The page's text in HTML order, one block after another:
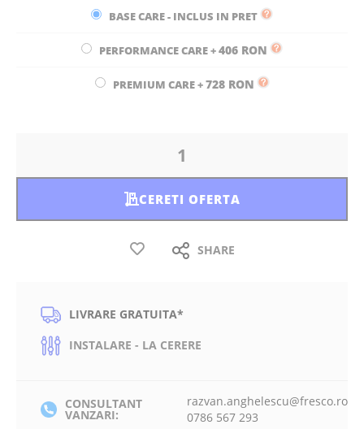
BASE CARE - INCLUS IN PRET
PERFORMANCE CARE+406 RON
PREMIUM CARE+728 RON
CERETI OFERTA
SHARE
LIVRARE GRATUITA*
INSTALARE - LA CERERE
CONSULTANT
VANZARI:
razvan.anghelescu@fresco.ro
0786 567 293